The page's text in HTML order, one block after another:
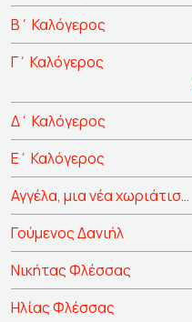
Β΄ Καλόγερος
Γ΄ Καλόγερος
Δ΄ Καλόγερος
Ε΄ Καλόγερος
Αγγέλα, μια νέα χωριάτισσα
Γούμενος Δανιήλ
Νικήτας Φλέσσας
Ηλίας Φλέσσας